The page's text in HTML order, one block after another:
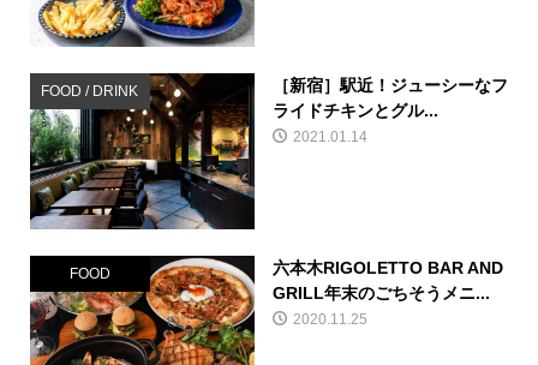
FOOD / DRINK
［新宿］駅近！ジューシーなフ
ライドチキンとグル...
2021.01.14
FOOD
六本木RIGOLETTO BAR AND
GRILL年末のごちそうメニ...
2020.11.25